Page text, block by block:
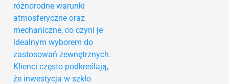
różnorodne warunki
atmosferyczne oraz
mechaniczne, co czyni je
idealnym wyborem do
zastosowań zewnętrznych.
Klienci często podkreślają,
że inwestycja w szkło